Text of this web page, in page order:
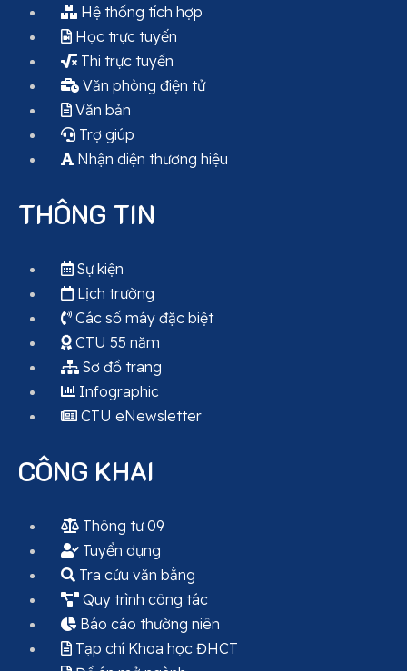
Hệ thống tích hợp
Học trực tuyến
Thi trực tuyến
Văn phòng điện tử
Văn bản
Trợ giúp
Nhận diện thương hiệu
THÔNG TIN
Sự kiện
Lịch trường
Các số máy đặc biệt
CTU 55 năm
Sơ đồ trang
Infographic
CTU eNewsletter
CÔNG KHAI
Thông tư 09
Tuyển dụng
Tra cứu văn bằng
Quy trình công tác
Báo cáo thường niên
Tạp chí Khoa học ĐHCT